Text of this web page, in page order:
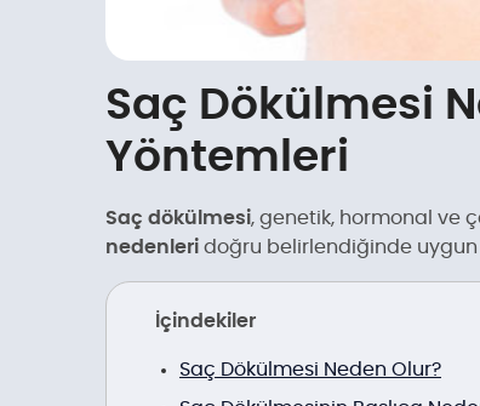
Saç Dökülmesi
Yöntemleri
Saç dökülmesi, genetik, hormonal ve
nedenleri doğru belirlendiğinde uygun
İçindekiler
Saç Dökülmesi Neden Olur?